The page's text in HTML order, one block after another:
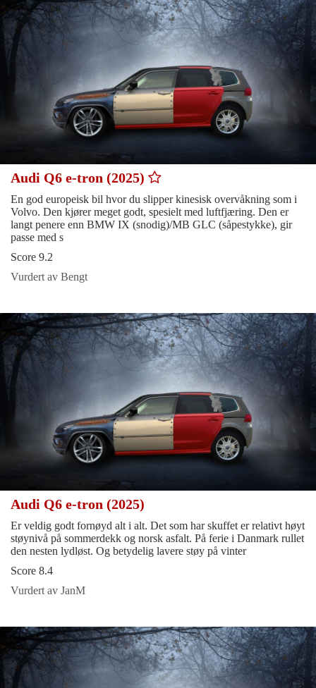
Audi Q6 e-tron (2025)
En god europeisk bil hvor du slipper kinesisk overvåkning som i
Volvo. Den kjører meget godt, spesielt med luftfjæring. Den er
langt penere enn BMW IX (snodig)/MB GLC (såpestykke), gir
passe med s
Score 9.2
Vurdert av Bengt
Audi Q6 e-tron (2025)
Er veldig godt fornøyd alt i alt. Det som har skuffet er relativt høyt
støynivå på sommerdekk og norsk asfalt. På ferie i Danmark rullet
den nesten lydløst. Og betydelig lavere støy på vinter
Score 8.4
Vurdert av JanM